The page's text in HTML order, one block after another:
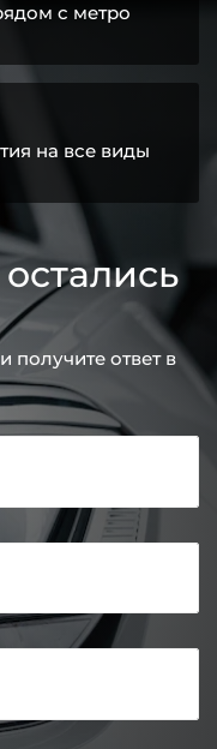
с метро
на все виды
ответ в